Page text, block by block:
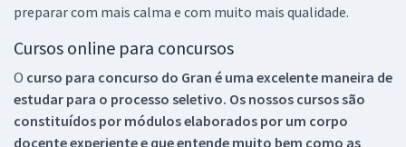
preparar com mais calma e com muito mais qualidade.
Cursos online para concursos
O curso para concurso do Gran é uma excelente maneira de
estudar para o processo seletivo. Os nossos cursos são
constituídos por módulos elaborados por um corpo
docente experiente e que entende muito bem como as